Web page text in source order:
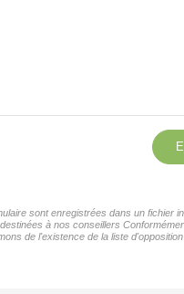
sont enregistrées dans un fichier
à nos conseillers
de l'existence de la liste